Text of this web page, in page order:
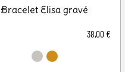
Bracelet Elisa gravé
38,00 €